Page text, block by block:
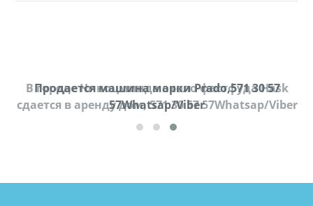
В городе Ниноцминда около фастфуда Hask
cдается в аренду дом, 571 30 57 57Whatsap/Viber
Продается машина марки Prado,571 30 57
57Whatsap/Viber